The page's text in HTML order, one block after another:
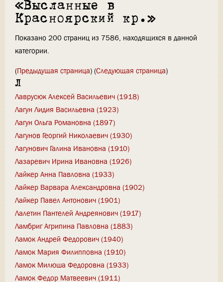
«Высланные в
Красноярский кр.»
Показано 200 страниц из 7586, находящихся в данной
категории.
(Предыдущая страница) (Следующая страница)
Л
Лаврусюк Алексей Васильевич (1918)
Лагун Лидия Васильевна (1923)
Лагун Ольга Романовна (1897)
Лагунов Георгий Николаевич (1930)
Лагунович Галина Ивановна (1910)
Лазаревич Ирина Ивановна (1926)
Лайкер Анна Павловна (1933)
Лайкер Варвара Александровна (1902)
Лайкер Павел Антонович (1901)
Лалетин Пантелей Андреянович (1917)
Ламбриг Агрипина Павловна (1883)
Ламок Андрей Федорович (1940)
Ламок Мария Филипповна (1910)
Ламок Милюша Федоровна (1933)
Ламок Федор Матвеевич (1911)